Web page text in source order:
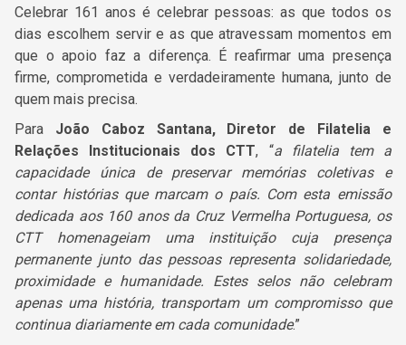
Celebrar 161 anos é celebrar pessoas: as que todos os
dias escolhem servir e as que atravessam momentos em
que o apoio faz a diferença. É reafirmar uma presença
firme, comprometida e verdadeiramente humana, junto de
quem mais precisa.
Para João Caboz Santana, Diretor de Filatelia e
Relações Institucionais dos CTT, “a filatelia tem a
capacidade única de preservar memórias coletivas e
contar histórias que marcam o país. Com esta emissão
dedicada aos 160 anos da Cruz Vermelha Portuguesa, os
CTT homenageiam uma instituição cuja presença
permanente junto das pessoas representa solidariedade,
proximidade e humanidade. Estes selos não celebram
apenas uma história, transportam um compromisso que
continua diariamente em cada comunidade.”